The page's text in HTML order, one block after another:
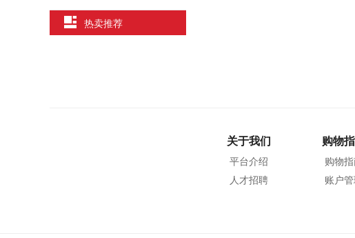
热卖推荐
关于我们
平台介绍
人才招聘
购物
购物
账户